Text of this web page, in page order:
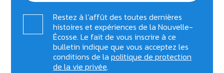
Restez à l’affût des toutes dernières
histoires et expériences de la Nouvelle-
Écosse. Le fait de vous inscrire à ce
bulletin indique que vous acceptez les
conditions de lapolitique de protection
de la vie privée.